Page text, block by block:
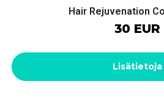
Hair Rejuvenation
30 EUR
Lisätietoja